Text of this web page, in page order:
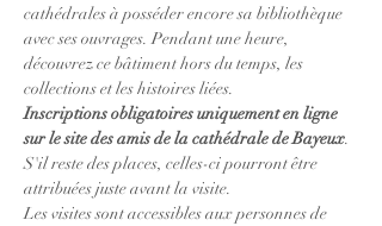
cathédrales à posséder encore sa bibliothèque
avec ses ouvrages. Pendant une heure,
découvrez ce bâtiment hors du temps, les
collections et les histoires liées.
Inscriptions obligatoires uniquement en ligne
sur le site des amis de la cathédrale de Bayeux.
S'il reste des places, celles-ci pourront être
attribuées juste avant la visite.
Les visites sont accessibles aux personnes de